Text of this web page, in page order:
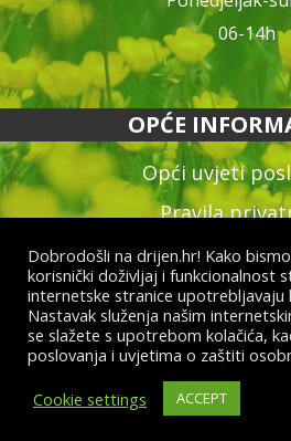
06-14h
OPĆE
Opći uvjeti
Pravila
Reklamacija
Način plaćanja
Raskid
© Drijen d.o.o. – sva
Dobrodošli na drijen.hr! Kako
korisnički doživljaj i funkcionalnost
internetske stranice upotrebljavaju
Nastavak služenja našim
se slažete s upotrebom kolačića,
poslovanja i uvjetima o zaštiti
Cookie settings
ACCEPT